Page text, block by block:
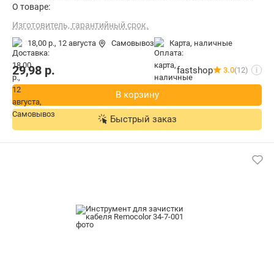
О товаре:
Изготовитель, гарантийный срок.
18,00 р., 12 августа Самовывоз карта, наличные
29,98 р. fastshop 3.0(12) i
В корзину
Быстрый заказ